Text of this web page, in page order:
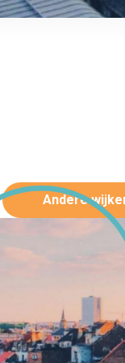
Andere